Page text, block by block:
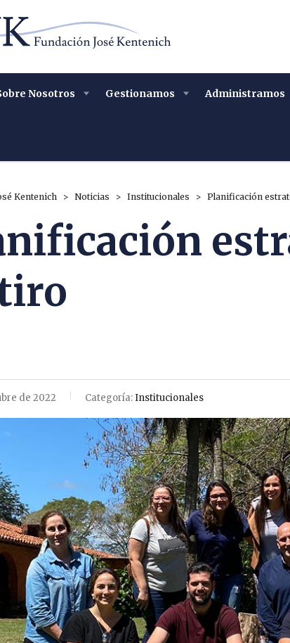
Nosotros Gestionamos Administramos
Kentenich > Noticias > Institucionales > Planificación
de 2022 Categoría:Institucionales